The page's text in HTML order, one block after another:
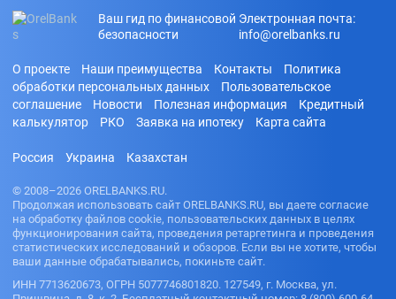
Ваш гид по финансовой
безопасности
Электронная почта:
info@orelbanks.ru
О проекте Наши преимущества Контакты
Политика
обработки персональных данных
Пользовательское
соглашение
Новости Полезная информация
Кредитный
калькулятор
РКО Заявка на ипотеку Карта сайта
Россия Украина Казахстан
© 2008–2026 ORELBANKS.RU.
Продолжая использовать сайт ORELBANKS.RU, вы даете согласие
на обработку файлов cookie, пользовательских данных в целях
функционирования сайта, проведения ретаргетинга и проведения
статистических исследований и обзоров. Если вы не хотите, чтобы
ваши данные обрабатывались, покиньте сайт.
ИНН 7713620673, ОГРН 5077746801820. 127549, г. Москва, ул.